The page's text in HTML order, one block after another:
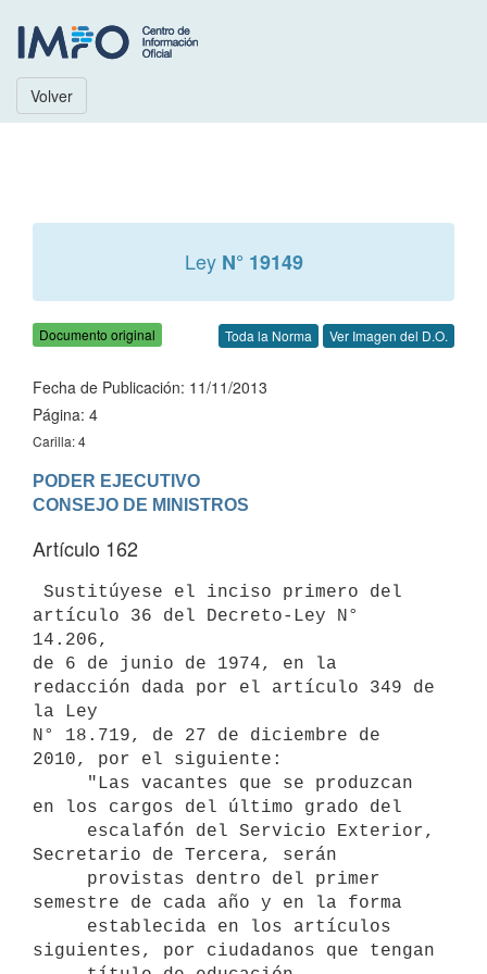
Volver
Ley N° 19149
Documento original Toda la Norma Ver Imagen del D.O.
Fecha de Publicación: 11/11/2013
Página: 4
Carilla: 4
PODER EJECUTIVO
Artículo 162
artículo 36 del Decreto-Ley N°
14.206,
de 6 de junio de 1974, en la
redacción dada por el artículo 349 de
la Ley
N° 18.719, de 27 de diciembre de
2010, por el siguiente:
en los cargos del último grado del
Secretario de Tercera, serán
semestre de cada año y en la forma
siguientes, por ciudadanos que tengan